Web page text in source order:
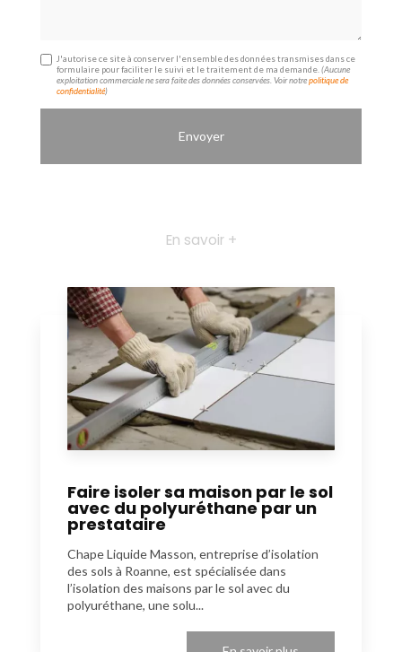
J'autorise ce site à conserver l'ensemble des données transmises dans ce
formulaire pour faciliter le suivi et le traitement de ma demande.(Aucune
exploitation commerciale ne sera faite des données conservées. Voir notrepolitique de
confidentialité)
En savoir +
Faire isoler sa maison par le sol
avec du polyuréthane par un
prestataire
Chape Liquide Masson, entreprise d’isolation
des sols à Roanne, est spécialisée dans
l’isolation des maisons par le sol avec du
polyuréthane, une solu...